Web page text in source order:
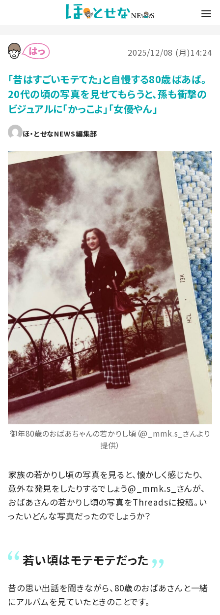
2025/12/08 (月)14:24
「昔はすごいモテてた」と自慢する80歳ばあば。
20代の頃の写真を見せてもらうと、孫も衝撃の
ビジュアルに「かっこよ」「女優やん」
ほ・とせなNEWS編集部
御年80歳のおばあちゃんの若かりし頃（@_mmk.s_さんより
提供）
家族の若かりし頃の写真を見ると、懐かしく感じたり、
意外な発見をしたりするでしょう@_mmk.s_さんが、
おばあさんの若かりし頃の写真をThreadsに投稿。い
ったいどんな写真だったのでしょうか？
若い頃はモテモテだった
昔の思い出話を聞きながら、80歳のおばあさんと一緒
にアルバムを見ていたときのことです。